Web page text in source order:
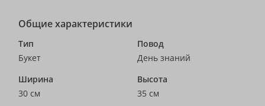
Общие характеристики
Тип
Букет
Повод
День знаний
Ширина
30 см
Высота
35 см